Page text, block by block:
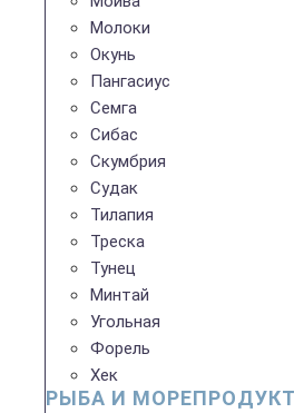
Молоки
Окунь
Пангасиус
Семга
Сибас
Скумбрия
Судак
Тилапия
Треска
Тунец
Минтай
Угольная
Форель
Хек
РЫБА И